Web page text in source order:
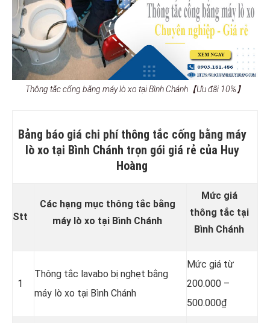
Thông tắc cống bằng máy lò xo tại Bình Chánh【Ưu đãi 10%】
Bảng báo giá chi phí thông tắc cống bằng máy
lò xo tại Bình Chánh trọn gói giá rẻ của Huy
Hoàng
Stt
Các hạng mục thông tắc bằng
máy lò xo tại Bình Chánh
Mức giá
thông tắc tại
Bình Chánh
1
Thông tắc lavabo bị nghẹt bằng
máy lò xo tại Bình Chánh
Mức giá từ
200.000 –
500.000₫